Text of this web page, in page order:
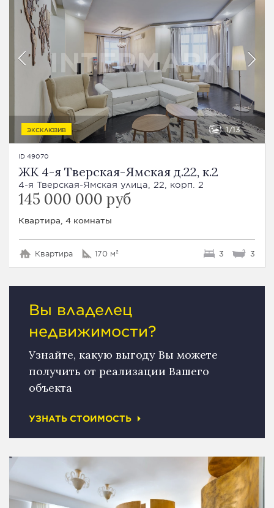
ЭКСКЛЮЗИВ 1 13
ID 49070
ЖК 4-я Тверская-Ямская д.22, к.2
4-я Тверская-Ямская улица, 22, корп. 2
145 000 000 руб
Квартира, 4 комнаты
Квартира 170 м² 3 3
Вы владелец
недвижимости?
Узнайте, какую выгоду Вы можете
получить от реализации Вашего
объекта
УЗНАТЬ СТОИМОСТЬ